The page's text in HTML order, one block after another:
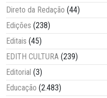
Direto da Redação (44)
Edições (238)
Editais (45)
EDITH CULTURA (239)
Editorial (3)
Educação (2.483)